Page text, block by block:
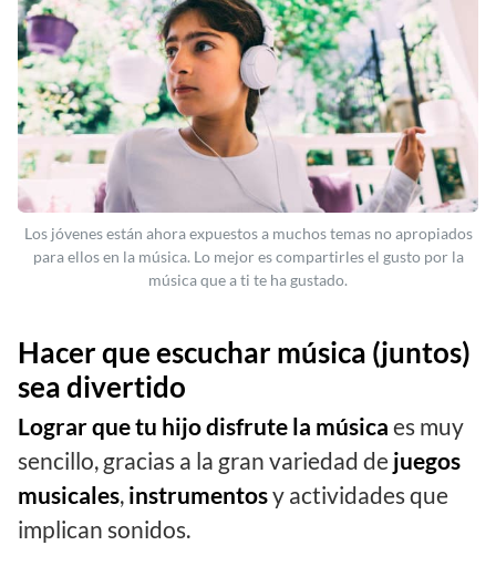
Los jóvenes están ahora expuestos a muchos temas no apropiados
para ellos en la música. Lo mejor es compartirles el gusto por la
música que a ti te ha gustado.
Hacer que escuchar música (juntos)
sea divertido
Lograr que tu hijo disfrute la música es muy
sencillo, gracias a la gran variedad de juegos
musicales, instrumentosy actividades que
implican sonidos.